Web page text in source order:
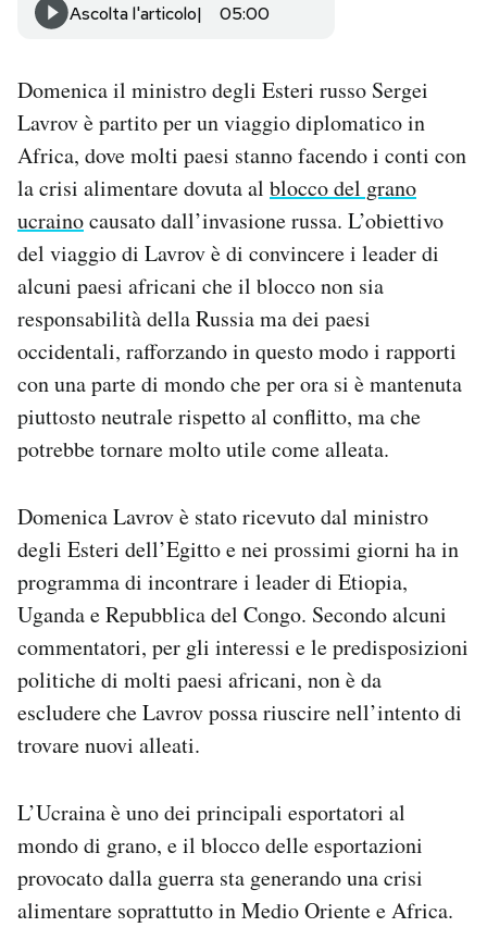
CALENDARIO
AREA PERSONALE
Area Personale
Newsletter
Notifiche mobile
Regala il Post
Hai bisogno di aiuto?
Ascolta l'articolo 05:00
Domenica il ministro degli Esteri russo Sergei
Lavrov è partito per un viaggio diplomatico in
Africa, dove molti paesi stanno facendo i conti con
la crisi alimentare dovuta al blocco del grano
ucrainocausato dall’invasione russa. L’obiettivo
del viaggio di Lavrov è di convincere i leader di
alcuni paesi africani che il blocco non sia
responsabilità della Russia ma dei paesi
occidentali, rafforzando in questo modo i rapporti
con una parte di mondo che per ora si è mantenuta
piuttosto neutrale rispetto al conflitto, ma che
potrebbe tornare molto utile come alleata.
Domenica Lavrov è stato ricevuto dal ministro
degli Esteri dell’Egitto e nei prossimi giorni ha in
programma di incontrare i leader di Etiopia,
Uganda e Repubblica del Congo. Secondo alcuni
commentatori, per gli interessi e le predisposizioni
politiche di molti paesi africani, non è da
escludere che Lavrov possa riuscire nell’intento di
trovare nuovi alleati.
L’Ucraina è uno dei principali esportatori al
mondo di grano, e il blocco delle esportazioni
provocato dalla guerra sta generando una crisi
alimentare soprattutto in Medio Oriente e Africa.